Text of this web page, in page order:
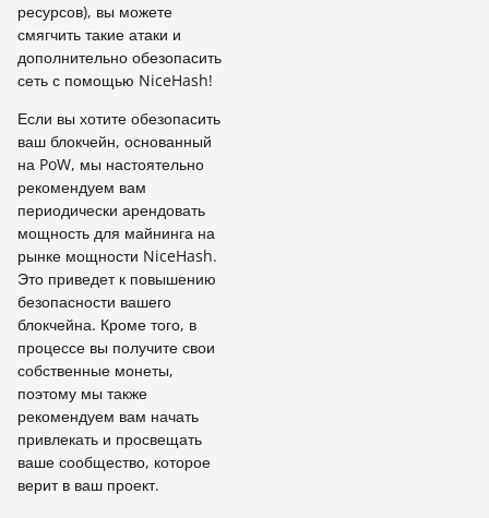
ресурсов), вы можете
смягчить такие атаки и
дополнительно обезопасить
сеть с помощью NiceHash!
Если вы хотите обезопасить
ваш блокчейн, основанный
на PoW, мы настоятельно
рекомендуем вам
периодически арендовать
мощность для майнинга на
рынке мощности NiceHash.
Это приведет к повышению
безопасности вашего
блокчейна. Кроме того, в
процессе вы получите свои
собственные монеты,
поэтому мы также
рекомендуем вам начать
привлекать и просвещать
ваше сообщество, которое
верит в ваш проект.